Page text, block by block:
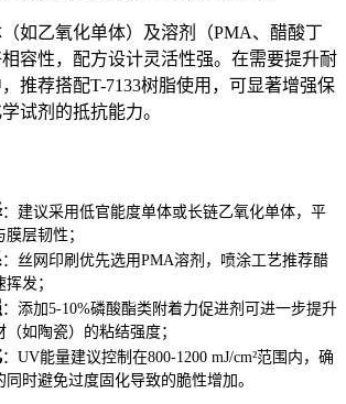
如乙氧化单体）及溶剂（PMA、醋酸丁
容性，配方设计灵活性强。在需要提升耐
推荐搭配T-7133树脂使用，可显著增强保
试剂的抵抗能力。
：建议采用低官能度单体或长链乙氧化单体，平
层韧性；
：丝网印刷优先选用PMA溶剂，喷涂工艺推荐醋
发；
：添加5-10%磷酸酯类附着力促进剂可进一步提升
如陶瓷）的粘结强度；
：UV能量建议控制在800-1200 mJ/cm²范围内，确
时避免过度固化导致的脆性增加。